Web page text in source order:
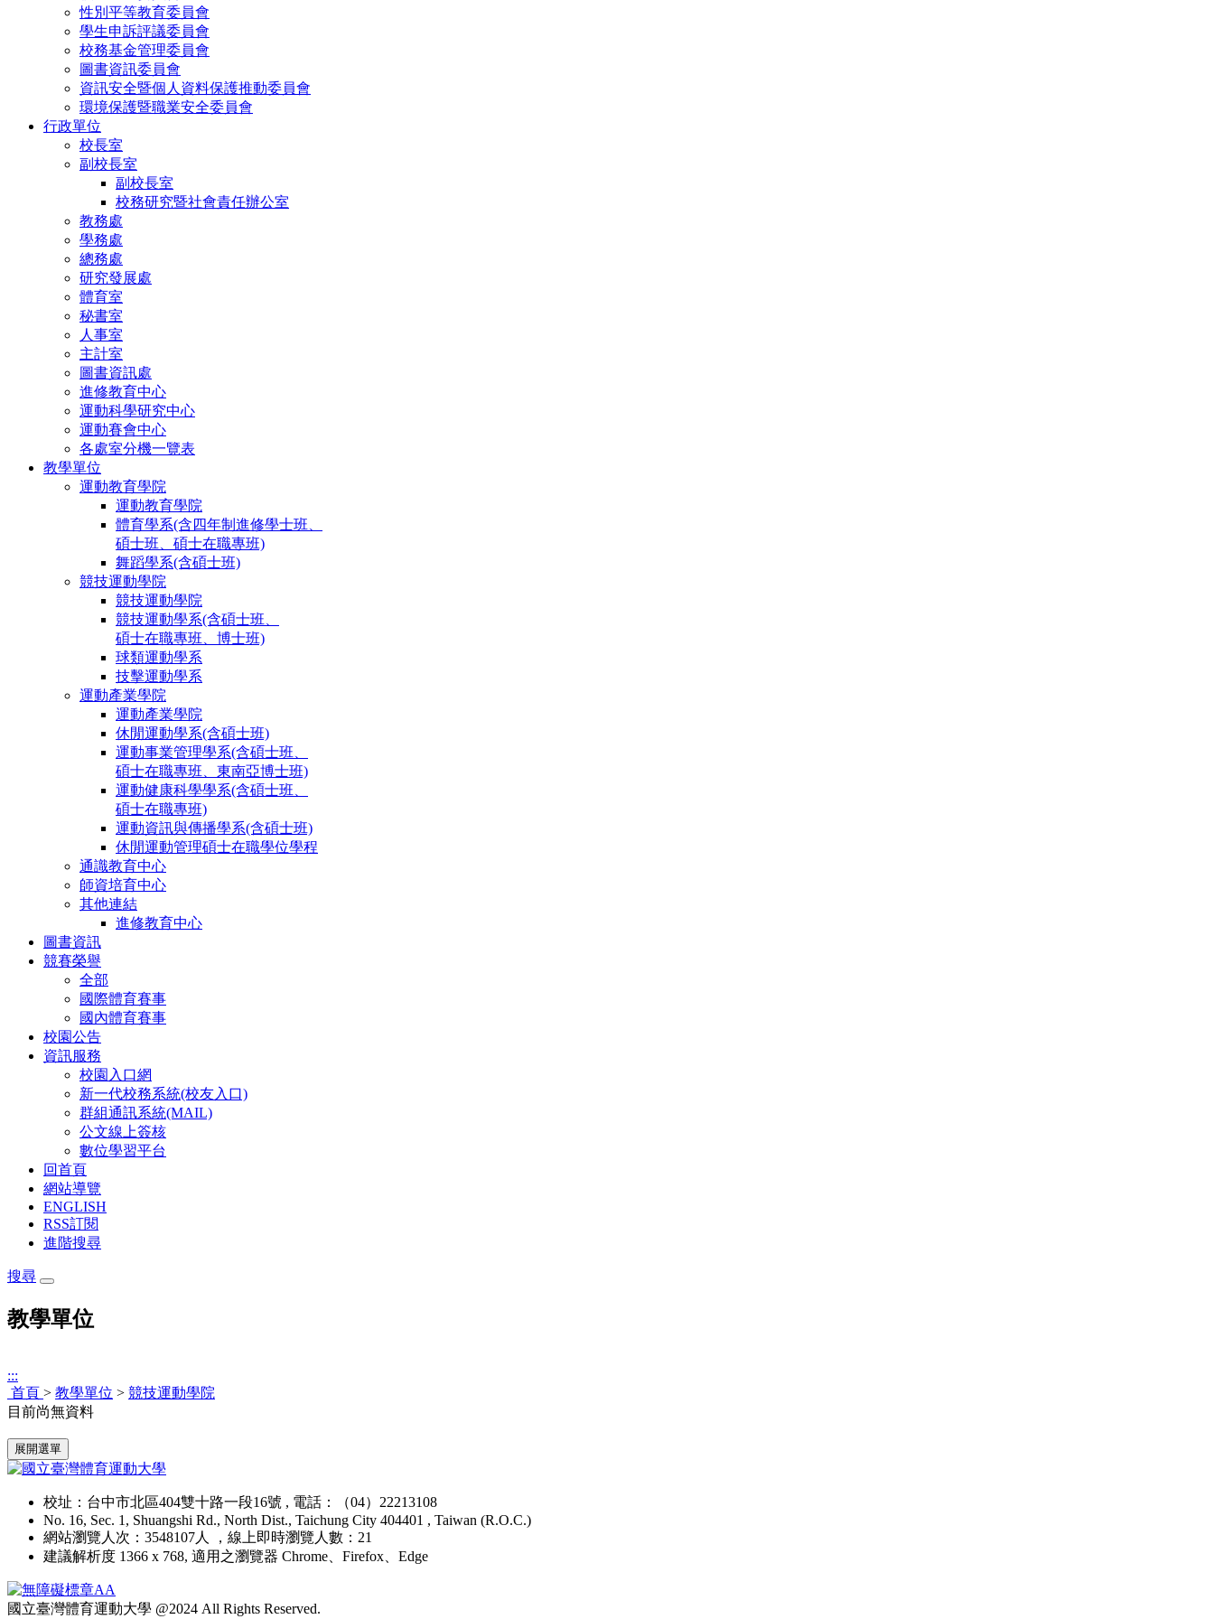
性別平等教育委員會
學生申訴評議委員會
校務基金管理委員會
圖書資訊委員會
資訊安全暨個人資料保護推動委員會
環境保護暨職業安全委員會
行政單位
校長室
副校長室
副校長室
校務研究暨社會責任辦公室
教務處
學務處
總務處
研究發展處
體育室
秘書室
人事室
主計室
圖書資訊處
進修教育中心
運動科學研究中心
運動賽會中心
各處室分機一覽表
教學單位
運動教育學院
運動教育學院
體育學系(含四年制進修學士班、
碩士班、碩士在職專班)
舞蹈學系(含碩士班)
競技運動學院
競技運動學院
競技運動學系(含碩士班、
碩士在職專班、博士班)
球類運動學系
技擊運動學系
運動產業學院
運動產業學院
休閒運動學系(含碩士班)
運動事業管理學系(含碩士班、
碩士在職專班、東南亞博士班)
運動健康科學學系(含碩士班、
碩士在職專班)
運動資訊與傳播學系(含碩士班)
休閒運動管理碩士在職學位學程
通識教育中心
師資培育中心
其他連結
進修教育中心
圖書資訊
競賽榮譽
全部
國際體育賽事
國內體育賽事
校園公告
資訊服務
校園入口網
新一代校務系統(校友入口)
群組通訊系統(MAIL)
公文線上簽核
數位學習平台
回首頁
網站導覽
ENGLISH
RSS訂閱
進階搜尋
搜尋
教學單位
:::
首頁 > 教學單位 > 競技運動學院
目前尚無資料
展開選單
校址：台中市北區404雙十路一段16號 , 電話：（04）22213108
No. 16, Sec. 1, Shuangshi Rd., North Dist., Taichung City 404401 , Taiwan (R.O.C.)
網站瀏覽人次：3548107人 ，線上即時瀏覽人數：21
建議解析度 1366 x 768, 適用之瀏覽器 Chrome、Firefox、Edge
國立臺灣體育運動大學 @2024 All Rights Reserved.